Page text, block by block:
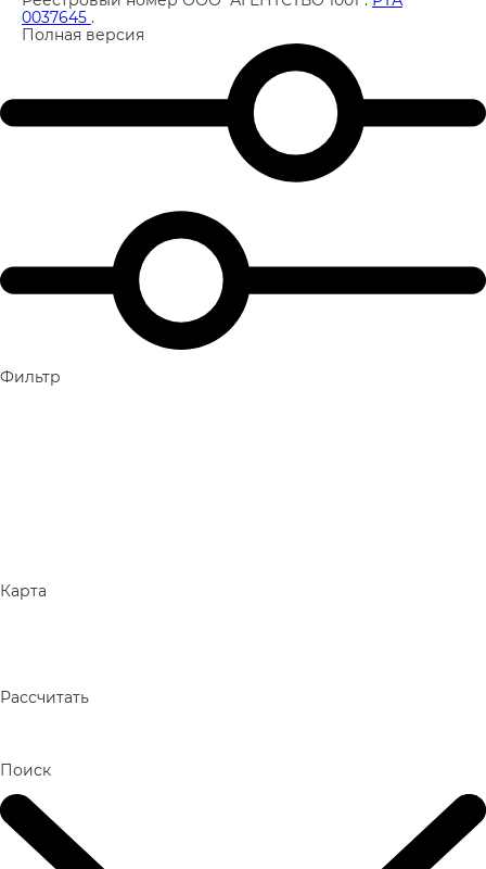
0037645 .
Полная версия
Фильтр
Карта
Рассчитать
Поиск